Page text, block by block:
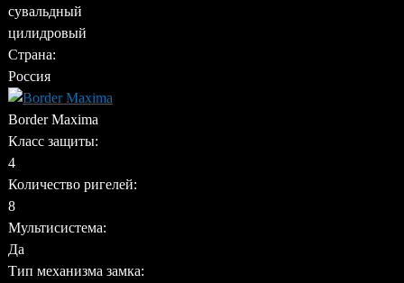
сувальдный
цилидровый
Страна:
Россия
Border Maxima
Класс защиты:
4
Количество ригелей:
8
Мультисистема:
Да
Тип механизма замка: